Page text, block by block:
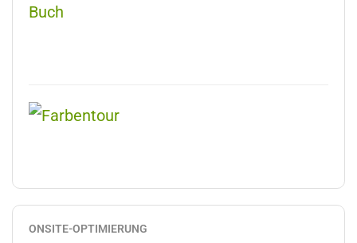
ONSITE-OPTIMIERUNG